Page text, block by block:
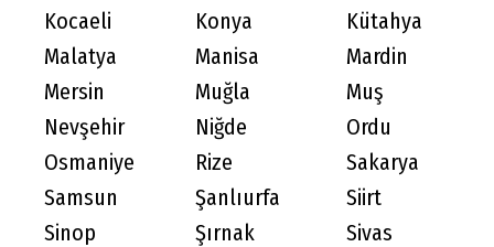
Kocaeli
Konya
Kütahya
Malatya
Manisa
Mardin
Mersin
Muğla
Muş
Nevşehir
Niğde
Ordu
Osmaniye
Rize
Sakarya
Samsun
Şanlıurfa
Siirt
Sinop
Şırnak
Sivas